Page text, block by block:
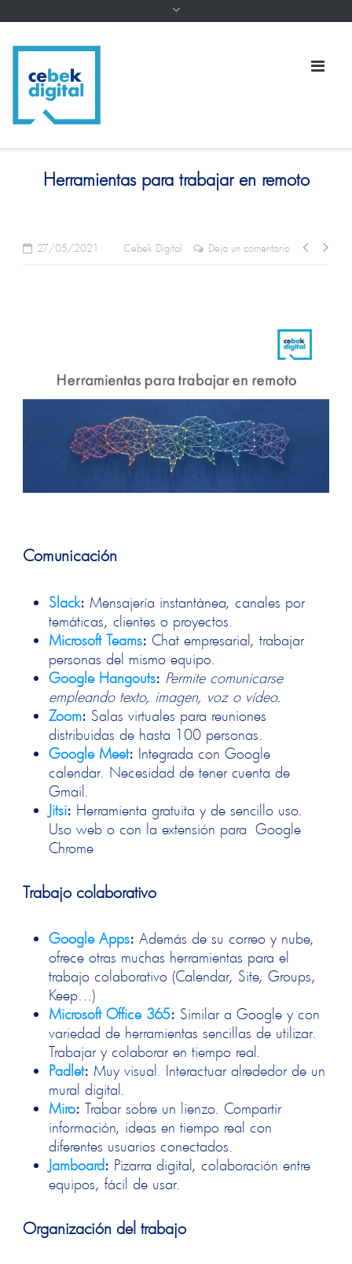
Herramientas para trabajar en remoto
27/05/2021 Cebek Digital Deja un comentario
Comunicación
Slack: Mensajería instantánea, canales por
temáticas, clientes o proyectos.
Microsoft Teams: Chat empresarial, trabajar
personas del mismo equipo.
Google Hangouts: Permite comunicarse
empleando texto, imagen, voz o vídeo.
Zoom: Salas virtuales para reuniones
distribuidas de hasta 100 personas.
Google Meet: Integrada con Google
calendar. Necesidad de tener cuenta de
Gmail.
Jitsi: Herramienta gratuita y de sencillo uso.
Uso web o con la extensión para Google
Chrome
Trabajo colaborativo
Google Apps: Además de su correo y nube,
ofrece otras muchas herramientas para el
trabajo colaborativo (Calendar, Site, Groups,
Keep…)
Microsoft Office 365: Similar a Google y con
variedad de herramientas sencillas de utilizar.
Trabajar y colaborar en tiempo real.
Padlet: Muy visual. Interactuar alrededor de un
mural digital.
Miro: Trabar sobre un lienzo. Compartir
información, ideas en tiempo real con
diferentes usuarios conectados.
Jamboard: Pizarra digital, colaboración entre
equipos, fácil de usar.
Organización del trabajo